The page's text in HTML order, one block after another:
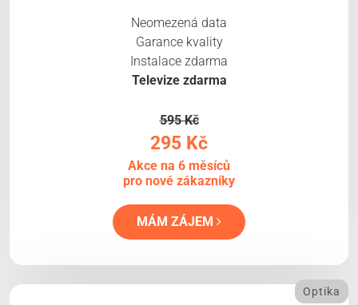
Neomezená data
Garance kvality
Instalace zdarma
Televize zdarma
595 Kč
295 Kč
Akce na 6 měsíců
pro nové zákazníky
MÁM ZÁJEM
Optika